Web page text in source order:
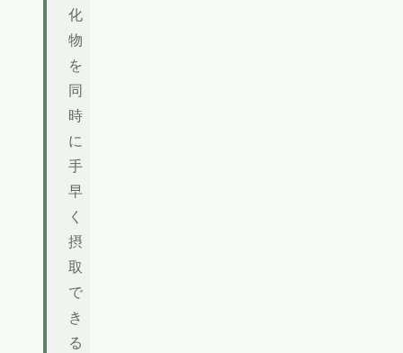
化
物
を
同
時
に
手
早
く
摂
取
で
き
る